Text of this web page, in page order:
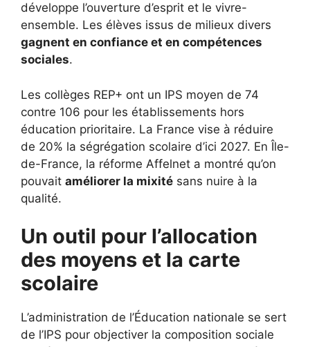
développe l’ouverture d’esprit et le vivre-
ensemble. Les élèves issus de milieux divers
gagnent en confiance et en compétences
sociales.
Les collèges REP+ ont un IPS moyen de 74
contre 106 pour les établissements hors
éducation prioritaire. La France vise à réduire
de 20% la ségrégation scolaire d’ici 2027. En Île-
de-France, la réforme Affelnet a montré qu’on
pouvait améliorer la mixité sans nuire à la
qualité.
Un outil pour l’allocation
des moyens et la carte
scolaire
L’administration de l’Éducation nationale se sert
de l’IPS pour objectiver la composition sociale